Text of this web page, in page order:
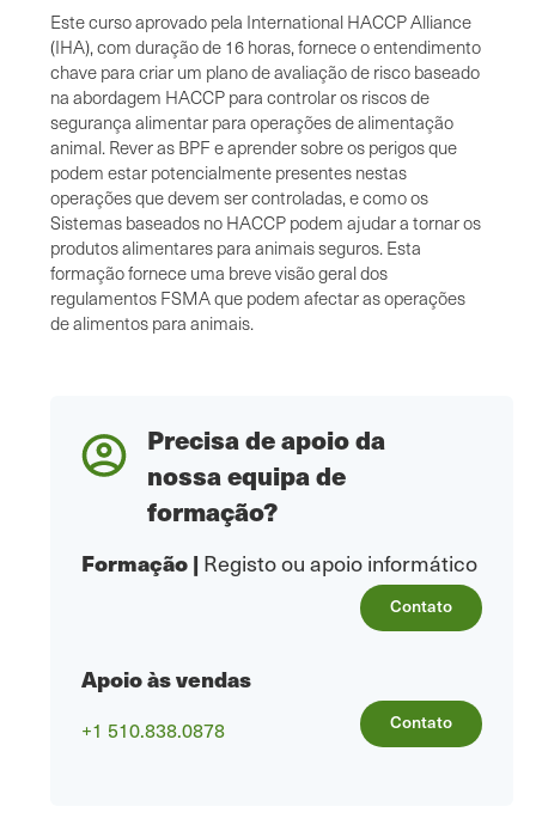
Este curso aprovado pela International HACCP Alliance
(IHA), com duração de 16 horas, fornece o entendimento
chave para criar um plano de avaliação de risco baseado
na abordagem HACCP para controlar os riscos de
segurança alimentar para operações de alimentação
animal. Rever as BPF e aprender sobre os perigos que
podem estar potencialmente presentes nestas
operações que devem ser controladas, e como os
Sistemas baseados no HACCP podem ajudar a tornar os
produtos alimentares para animais seguros. Esta
formação fornece uma breve visão geral dos
regulamentos FSMA que podem afectar as operações
de alimentos para animais.
Precisa de apoio da
nossa equipa de
formação?
Formação| Registo ou apoio informático
Contato
Apoio às vendas
+1 510.838.0878 Contato